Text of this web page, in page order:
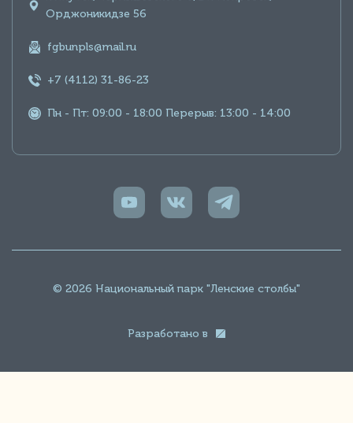
Орджоникидзе 56
fgbunpls@mail.ru
+7 (4112) 31-86-23
Пн - Пт: 09:00 - 18:00 Перерыв: 13:00 - 14:00
© 2026 Национальный парк "Ленские столбы"
Разработано в